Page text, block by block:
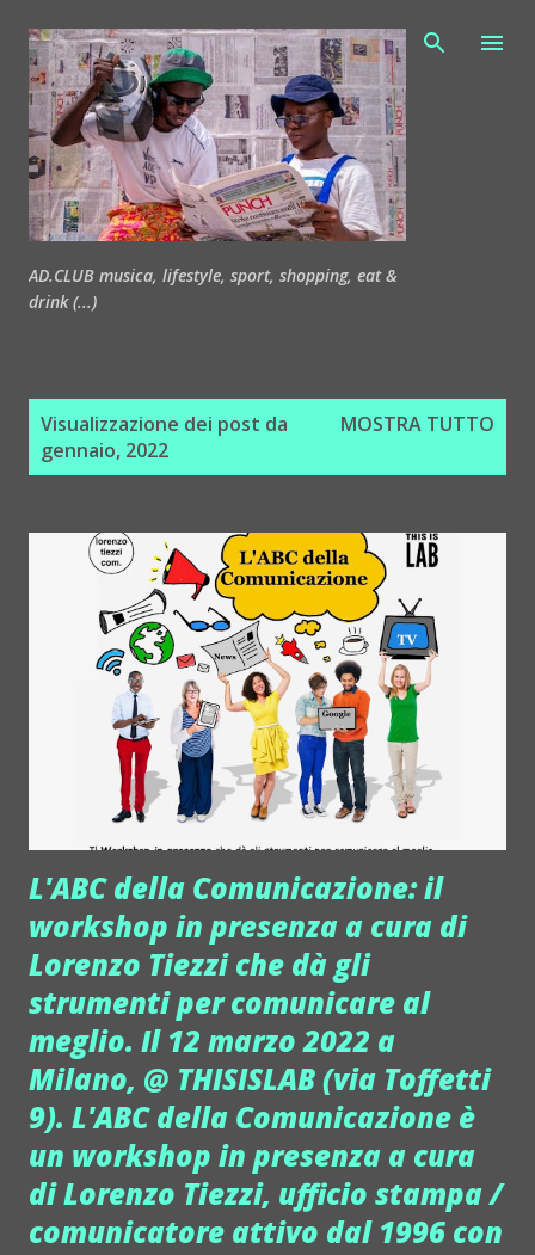
Passa ai contenuti principali
AD.CLUB musica, lifestyle, sport, shopping, eat &
drink (...)
Visualizzazione dei post da
gennaio, 2022
MOSTRA TUTTO
L'ABC della Comunicazione: il
workshop in presenza a cura di
Lorenzo Tiezzi che dà gli
strumenti per comunicare al
meglio. Il 12 marzo 2022 a
Milano, @ THISISLAB (via Toffetti
9). L'ABC della Comunicazione è
un workshop in presenza a cura
di Lorenzo Tiezzi, ufficio stampa /
comunicatore attivo dal 1996 con